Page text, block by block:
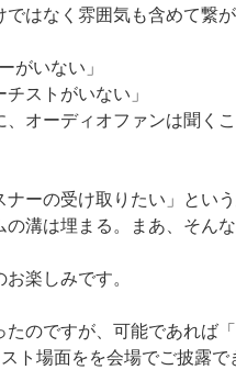
はなく雰囲気も含めて繋
がいない」
ストがいない」
オーディオファンは聞く
ナーの受け取りたい」とい
溝は埋まる。まあ、そん
楽しみです。
のですが、可能であれば
ト場面をを会場でご披露で